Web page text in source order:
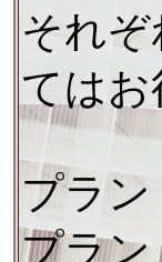
それ
てはお
プラン
プラン